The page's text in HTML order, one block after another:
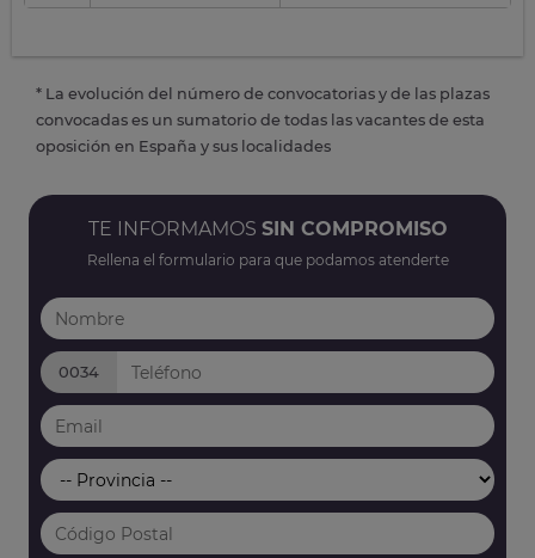
* La evolución del número de convocatorias y de las plazas
convocadas es un sumatorio de todas las vacantes de esta
oposición en España y sus localidades
TE INFORMAMOS SIN COMPROMISO
Rellena el formulario para que podamos atenderte
0034